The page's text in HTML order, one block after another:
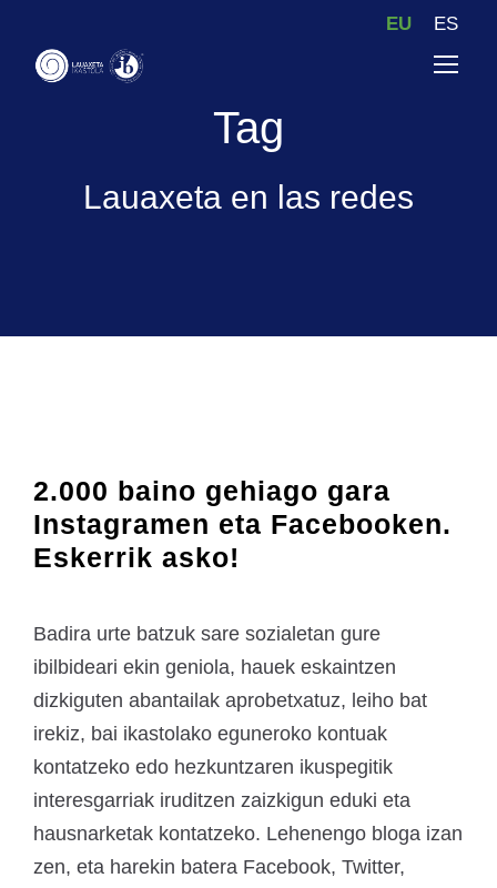
EU ES
Tag
Lauaxeta en las redes
2.000 baino gehiago gara
Instagramen eta Facebooken.
Eskerrik asko!
Badira urte batzuk sare sozialetan gure
ibilbideari ekin geniola, hauek eskaintzen
dizkiguten abantailak aprobetxatuz, leiho bat
irekiz, bai ikastolako eguneroko kontuak
kontatzeko edo hezkuntzaren ikuspegitik
interesgarriak iruditzen zaizkigun eduki eta
hausnarketak kontatzeko. Lehenengo bloga izan
zen, eta harekin batera Facebook, Twitter,